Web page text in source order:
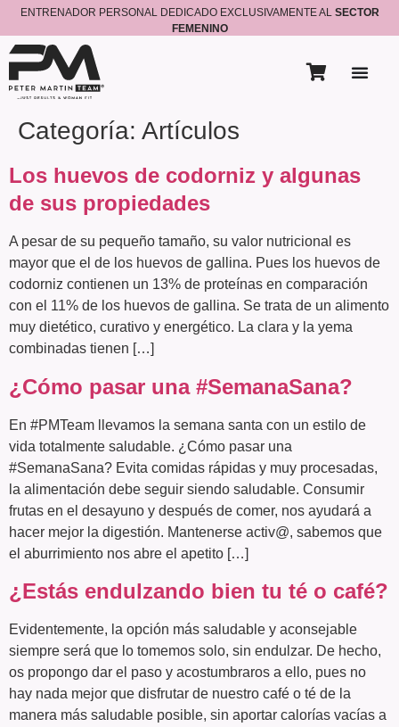
ENTRENADOR PERSONAL DEDICADO EXCLUSIVAMENTE AL SECTOR
FEMENINO
Categoría: Artículos
Los huevos de codorniz y algunas
de sus propiedades
A pesar de su pequeño tamaño, su valor nutricional es
mayor que el de los huevos de gallina. Pues los huevos de
codorniz contienen un 13% de proteínas en comparación
con el 11% de los huevos de gallina. Se trata de un alimento
muy dietético, curativo y energético. La clara y la yema
combinadas tienen […]
¿Cómo pasar una #SemanaSana?
En #PMTeam llevamos la semana santa con un estilo de
vida totalmente saludable. ¿Cómo pasar una
#SemanaSana? Evita comidas rápidas y muy procesadas,
la alimentación debe seguir siendo saludable. Consumir
frutas en el desayuno y después de comer, nos ayudará a
hacer mejor la digestión. Mantenerse activ@, sabemos que
el aburrimiento nos abre el apetito […]
¿Estás endulzando bien tu té o café?
Evidentemente, la opción más saludable y aconsejable
siempre será que lo tomemos solo, sin endulzar. De hecho,
os propongo dar el paso y acostumbraros a ello, pues no
hay nada mejor que disfrutar de nuestro café o té de la
manera más saludable posible, sin aportar calorías vacías a